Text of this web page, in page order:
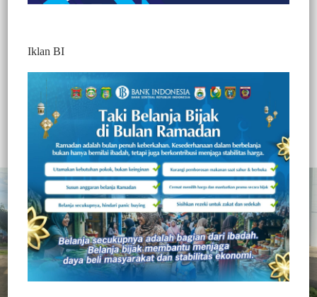
Kasus Penyelundupan Pupuk Subsidi
Sebanyak 200 Sak Penyidik Periksa 6
Orang Saksi
Redaksi Jurnaltivi
2 Min Baca
Kamis, 7 Agustus 2025
306
Iklan BI